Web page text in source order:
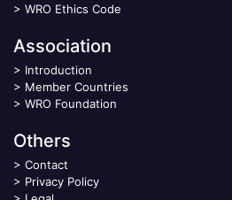
> WRO Ethics Code
Association
> Introduction
> Member Countries
> WRO Foundation
Others
> Contact
> Privacy Policy